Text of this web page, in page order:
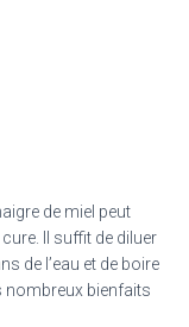
de miel peut
Il suffit de diluer
de l’eau et de boire
nombreux bienfaits